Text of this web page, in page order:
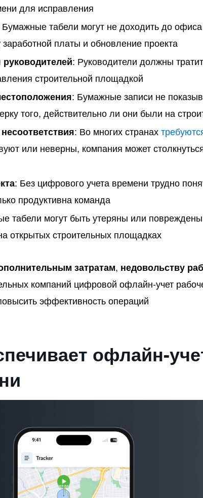
для исправления
Бумажные табели могут не доходить до
платы и обновление проекта
: Руководители должны
строительной площадкой
: Бумажные записи не
того, действительно ли они были на
: Во многих странах
или неверны, компания может
: Без цифрового учета времени трудно
продуктивна команда
табели могут быть утеряны или
открытых строительных площадках
затратам, недовольству
компаний цифровой офлайн-учет
эффективность операций
офлайн-